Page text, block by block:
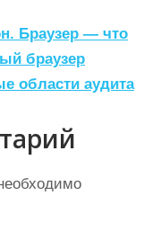
Браузер — что
браузер
области аудита